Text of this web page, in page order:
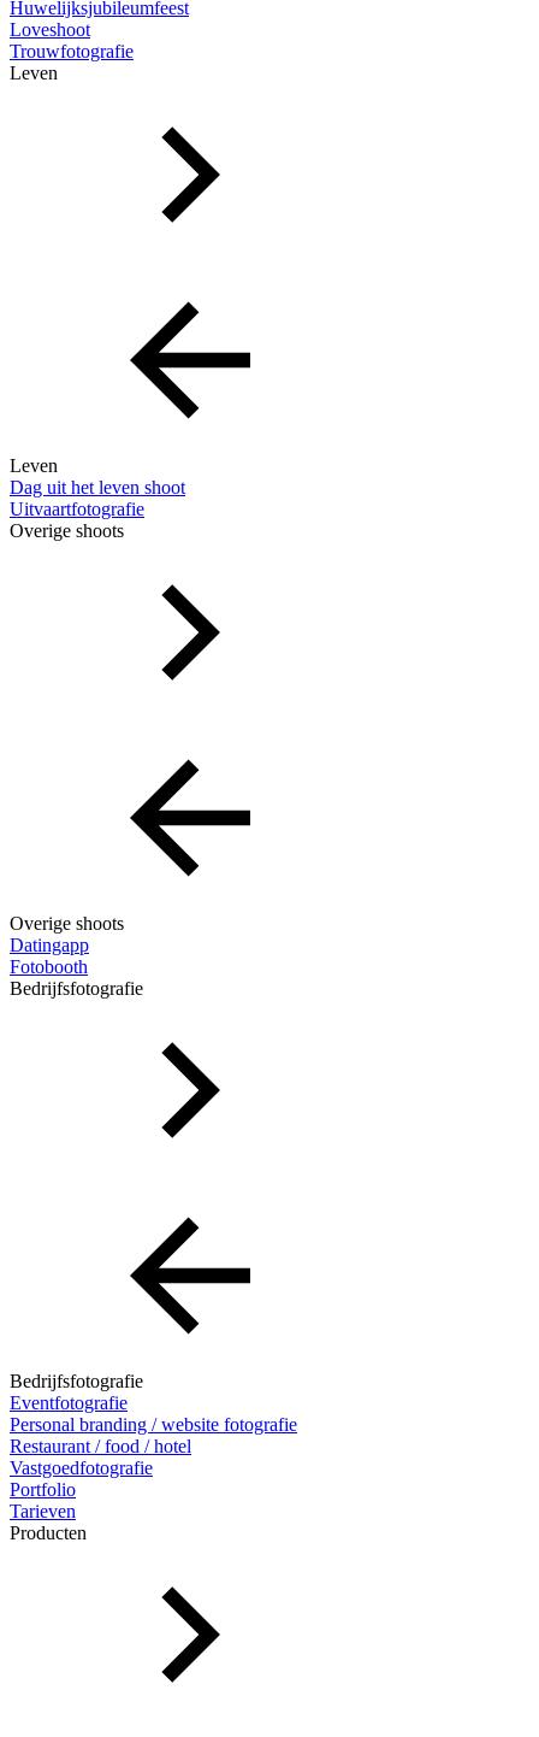
Huwelijksjubileumfeest
Loveshoot
Trouwfotografie
Leven
Leven
Dag uit het leven shoot
Uitvaartfotografie
Overige shoots
Overige shoots
Datingapp
Fotobooth
Bedrijfsfotografie
Bedrijfsfotografie
Eventfotografie
Personal branding / website fotografie
Restaurant / food / hotel
Vastgoedfotografie
Portfolio
Tarieven
Producten